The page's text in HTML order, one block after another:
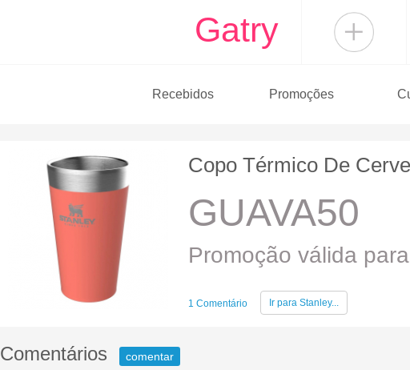
Gatry
Recebidos Promoções
Copo Térmico De
GUAVA50
Promoção válida
1 Comentário Ir para Stanley...
Comentários comentar